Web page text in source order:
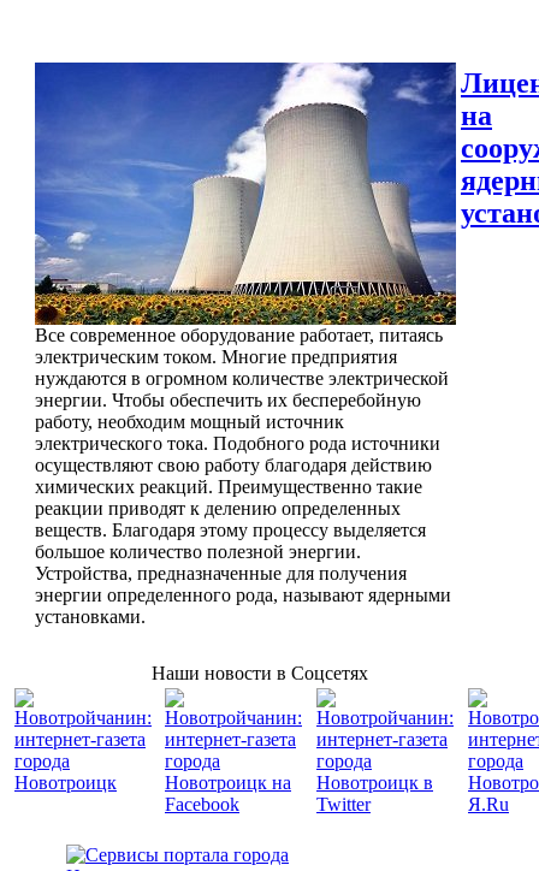
Все современное оборудование работает, питаясь
электрическим током. Многие предприятия
нуждаются в огромном количестве электрической
энергии. Чтобы обеспечить их бесперебойную
работу, необходим мощный источник
электрического тока. Подобного рода источники
осуществляют свою работу благодаря действию
химических реакций. Преимущественно такие
реакции приводят к делению определенных
веществ. Благодаря этому процессу выделяется
большое количество полезной энергии.
Устройства, предназначенные для получения
энергии определенного рода, называют ядерными
установками.
на
Наши новости в Соцсетях